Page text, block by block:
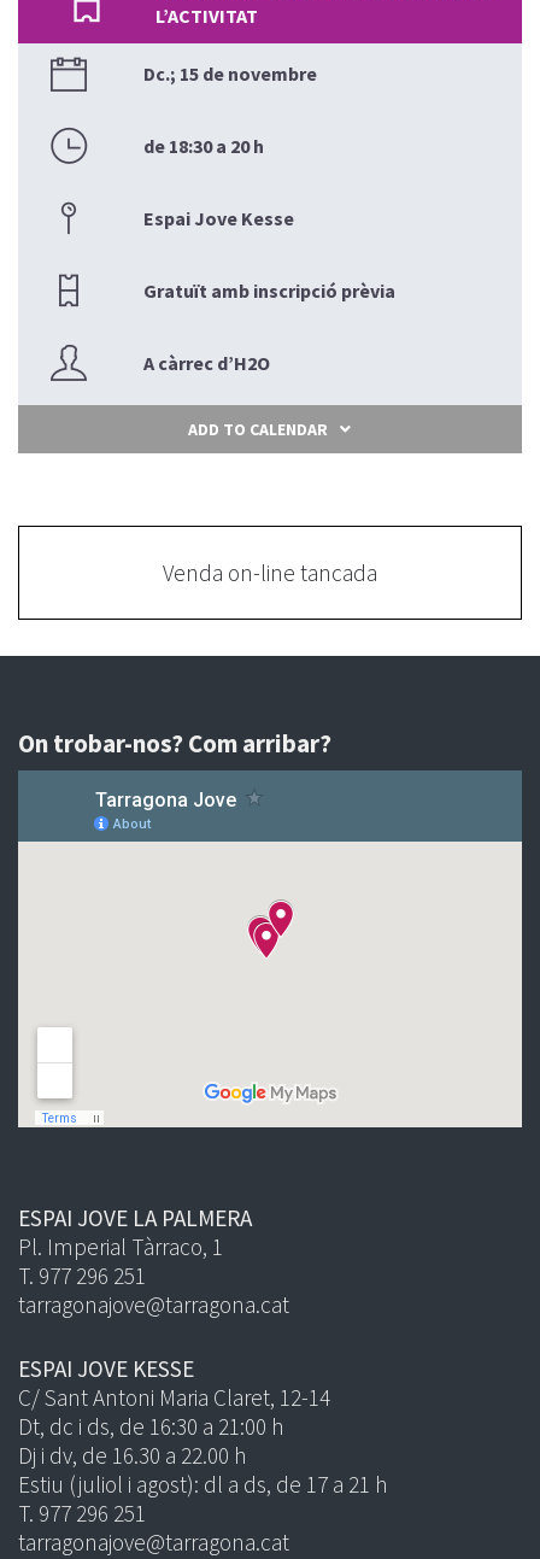
L’ACTIVITAT
Dc.; 15 de novembre
de 18:30 a 20 h
Espai Jove Kesse
Gratuït amb inscripció prèvia
A càrrec d’H2O
ADD TO CALENDAR
Venda on-line tancada
On trobar-nos? Com arribar?
ESPAI JOVE LA PALMERA
Pl. Imperial Tàrraco, 1
T. 977 296 251
tarragonajove@tarragona.cat
ESPAI JOVE KESSE
C/ Sant Antoni Maria Claret, 12-14
Dt, dc i ds, de 16:30 a 21:00 h
Dj i dv, de 16.30 a 22.00 h
Estiu (juliol i agost): dl a ds, de 17 a 21 h
T. 977 296 251
tarragonajove@tarragona.cat